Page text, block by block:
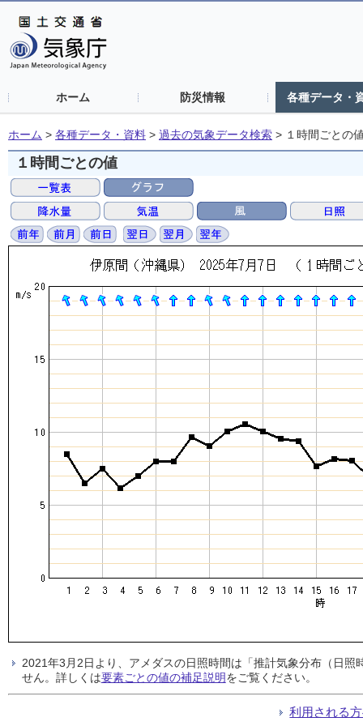
ホーム 防災情報 各種データ・
ホーム > 各種データ・資料 > 過去の気象データ検索 > １時間ごとの
１時間ごとの値
2021年3月2日より、アメダスの日照時間は「推計気象分布（日
せん。詳しくは要素ごとの値の補足説明をご覧ください。
利用される